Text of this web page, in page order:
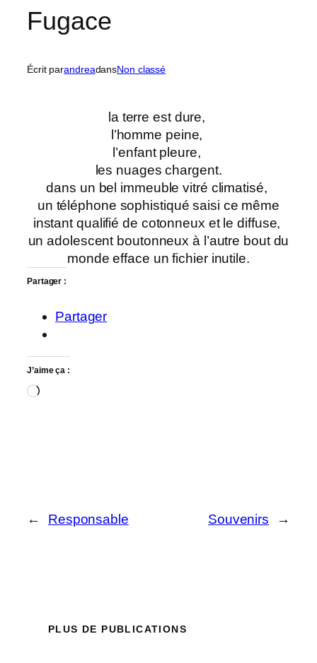
Fugace
Écrit parandreadansNon classé
la terre est dure,
l’homme peine,
l’enfant pleure,
les nuages chargent.
dans un bel immeuble vitré climatisé,
un téléphone sophistiqué saisi ce même
instant qualifié de cotonneux et le diffuse,
un adolescent boutonneux à l’autre bout du
monde efface un fichier inutile.
Partager :
Partager
J’aime ça :
Chargement…
← Responsable Souvenirs →
PLUS DE PUBLICATIONS